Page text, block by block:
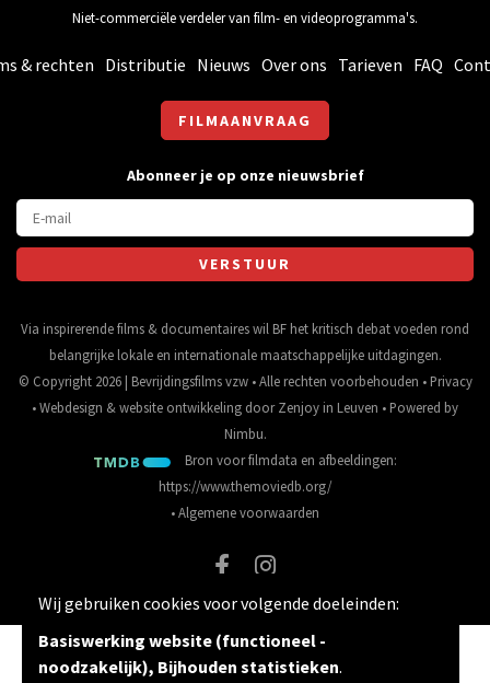
Niet-commerciële verdeler van film- en videoprogramma's.
& rechten Distributie Nieuws Over ons Tarieven FAQ
FILMAANVRAAG
Abonneer je op onze nieuwsbrief
Via inspirerende films & documentaires wil BF het kritisch debat voeden rond
belangrijke lokale en internationale maatschappelijke uitdagingen.
© Copyright 2026 | Bevrijdingsfilms vzw • Alle rechten voorbehouden • Privacy
•Webdesign &website ontwikkeling doorZenjoy in Leuven • Powered by
Nimbu.
Bron voor filmdata en afbeeldingen:
https://www.themoviedb.org/
•Algemene voorwaarden
Wij gebruiken cookies voor volgende doeleinden:
Basiswerking website (functioneel -
noodzakelijk), Bijhouden statistieken.